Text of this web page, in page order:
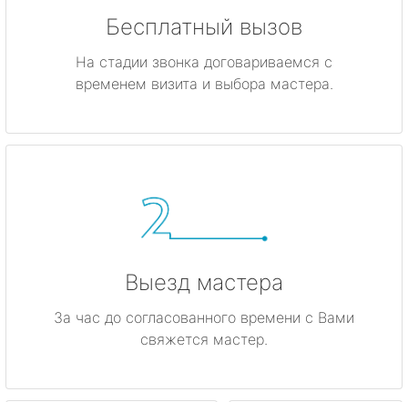
Бесплатный вызов
На стадии звонка договариваемся с
временем визита и выбора мастера.
Выезд мастера
За час до согласованного времени с Вами
свяжется мастер.